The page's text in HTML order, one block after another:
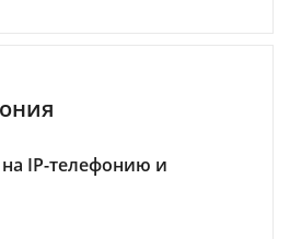
IP-телефонию и